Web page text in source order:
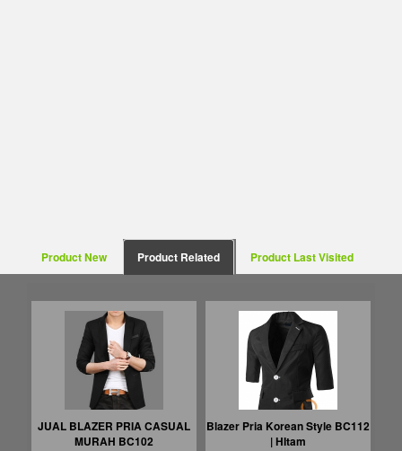
Product New Product Related Product Last Visited
JUAL BLAZER PRIA CASUAL
MURAH BC102
Blazer Pria Korean Style BC112
| HItam